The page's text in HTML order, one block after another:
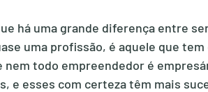
há uma grande diferença entre
uma profissão, é aquele que
nem todo empreendedor é
e esses com certeza têm mais